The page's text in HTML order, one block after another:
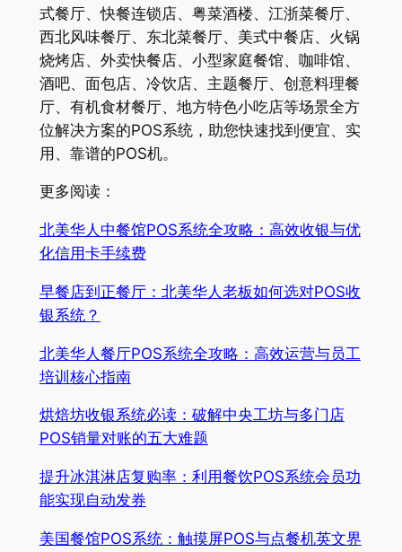
式餐厅、快餐连锁店、粤菜酒楼、江浙菜餐厅、
西北风味餐厅、东北菜餐厅、美式中餐店、火锅
烧烤店、外卖快餐店、小型家庭餐馆、咖啡馆、
酒吧、面包店、冷饮店、主题餐厅、创意料理餐
厅、有机食材餐厅、地方特色小吃店等场景全方
位解决方案的POS系统，助您快速找到便宜、实
用、靠谱的POS机。
更多阅读：
北美华人中餐馆POS系统全攻略：高效收银与优
化信用卡手续费
早餐店到正餐厅：北美华人老板如何选对POS收
银系统？
北美华人餐厅POS系统全攻略：高效运营与员工
培训核心指南
烘焙坊收银系统必读：破解中央工坊与多门店
POS销量对账的五大难题
提升冰淇淋店复购率：利用餐饮POS系统会员功
能实现自动发券
美国餐馆POS系统：触摸屏POS与点餐机英文界